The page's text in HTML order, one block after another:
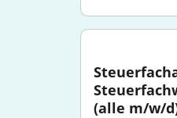
(alle m/w/